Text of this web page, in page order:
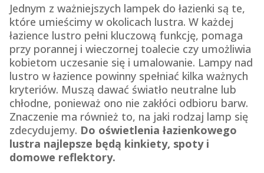
Jednym z ważniejszych lampek do łazienki są te,
które umieścimy w okolicach lustra. W każdej
łazience lustro pełni kluczową funkcję, pomaga
przy porannej i wieczornej toalecie czy umożliwia
kobietom uczesanie się i umalowanie. Lampy nad
lustro w łazience powinny spełniać kilka ważnych
kryteriów. Muszą dawać światło neutralne lub
chłodne, ponieważ ono nie zakłóci odbioru barw.
Znaczenie ma również to, na jaki rodzaj lamp się
zdecydujemy. Do oświetlenia łazienkowego
lustra najlepsze będą kinkiety, spoty i
domowe reflektory.